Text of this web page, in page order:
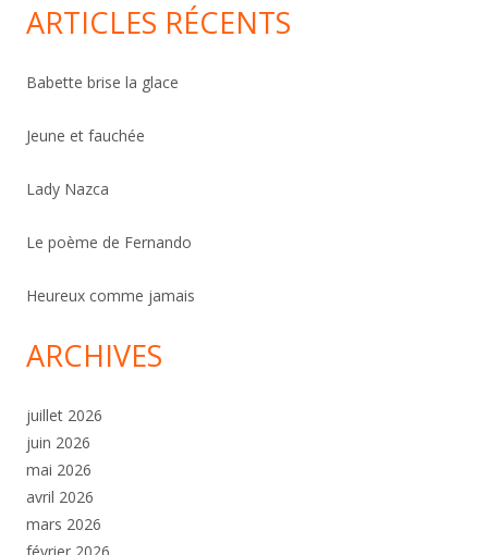
ARTICLES RÉCENTS
Babette brise la glace
Jeune et fauchée
Lady Nazca
Le poème de Fernando
Heureux comme jamais
ARCHIVES
juillet 2026
juin 2026
mai 2026
avril 2026
mars 2026